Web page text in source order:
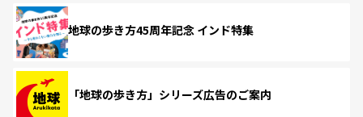
地球の歩き方45周年記念 インド特集
「地球の歩き方」シリーズ広告のご案内